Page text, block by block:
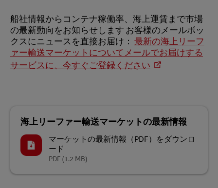
船社情報からコンテナ稼働率、海上運賃まで市場
の最新動向をお知らせします お客様のメールボッ
クスにニュースを直接お届け： 最新の海上リーフ
ァー輸送マーケットについてメールでお届けする
サービスに、今すぐご登録ください
海上リーファー輸送マーケットの最新情報
マーケットの最新情報（PDF）をダウンロ
ード
PDF (1.2 MB)